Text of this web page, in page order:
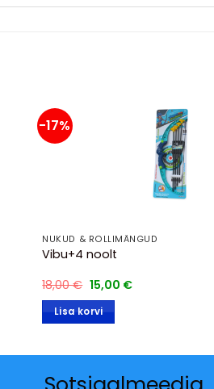
-17%
NUKUD & ROLLIMÄNGUD
Vibu+4 noolt
18,00€ Algne
hind
oli:
18,00 €.
15,00 €Praegune
Lisa korvi